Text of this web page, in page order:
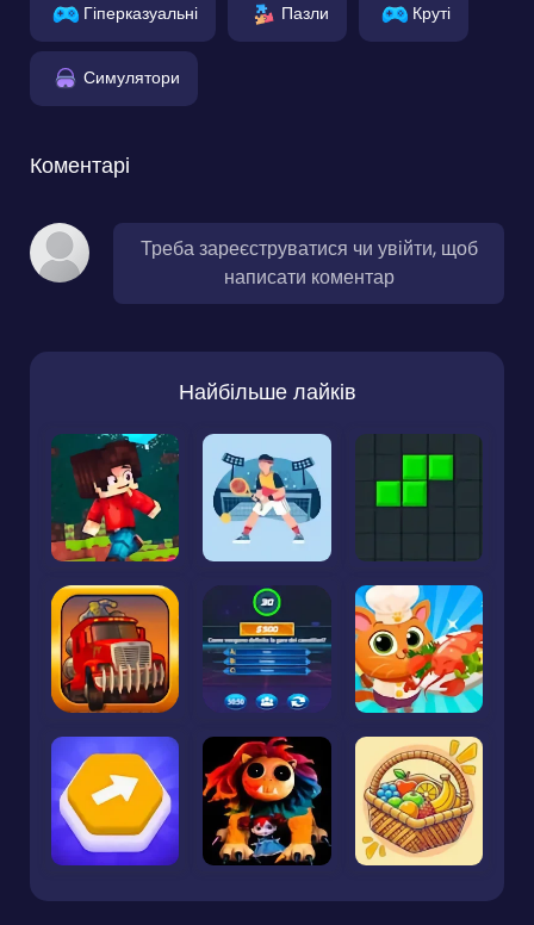
Гіперказуальні Пазли Круті
Симулятори
Коментарі
Треба зареєструватися чи увійти, щоб
написати коментар
Найбільше лайків